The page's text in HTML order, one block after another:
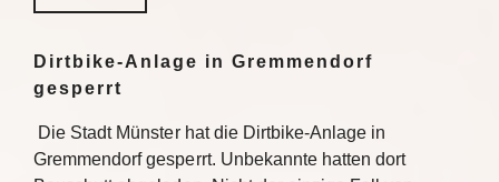
Dirtbike-Anlage in Gremmendorf
gesperrt
Die Stadt Münster hat die Dirtbike-Anlage in
Gremmendorf gesperrt. Unbekannte hatten dort